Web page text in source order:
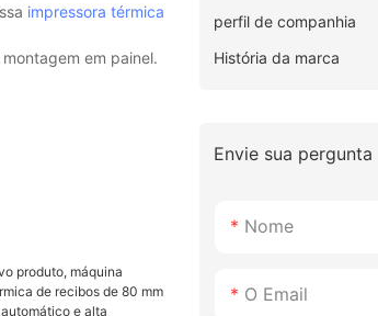
impressora térmica
em painel.
perfil de companhia
História da marca
Envie sua pergunta
Nome
O Email